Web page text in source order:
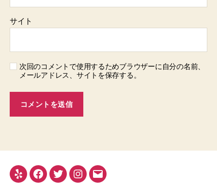
サイト
次回のコメントで使用するためブラウザーに自分の名前、
メールアドレス、サイトを保存する。
Yelp Facebook
TwitterInstagram
メ